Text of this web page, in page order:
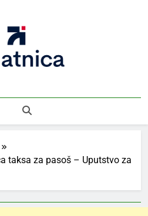
taksa za pasoš – Uputstvo za